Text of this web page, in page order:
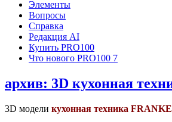
Элементы
Вопросы
Справка
Редакция AI
Купить PRO100
Что нового PRO100 7
архив: 3D кухонная
3D модели кухонная техника FRANKE